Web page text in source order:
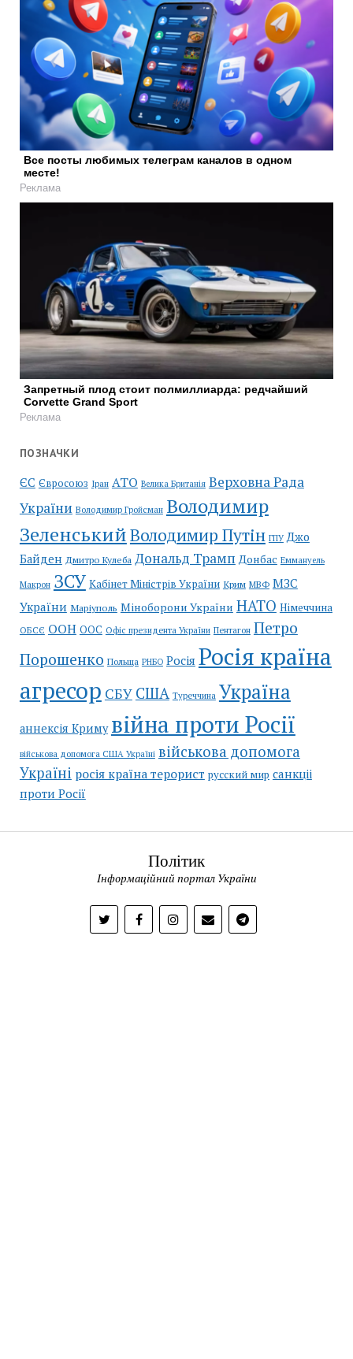
Все посты любимых телеграм каналов в одном
месте!
Реклама
Запретный плод стоит полмиллиарда: редчайший
Corvette Grand Sport
Реклама
ПОЗНАЧКИ
ЄС Євросоюз Іран АТО Велика Британія Верховна Рада
України Володимир Гройсман Володимир
ЗеленськийВолодимир Путін ГПУ Джо
Байден Дмитро Кулеба Дональд Трамп Донбас Еммануель
Макрон ЗСУ Кабінет Міністрів України Крим МВФ МЗС
України Маріуполь Міноборони України НАТО Німеччина
ОБСЄ ООН ООС Офіс президента України Пентагон Петро
Порошенко Польща РНБО Росія Росія країна
агресор СБУ США Туреччина Україна
аннексія Криму війна проти Росії
військова допомога США Україні військова допомога
Україні росія країна терорист русский мир санкціі
проти Росії
Політик
Інформаційний портал України